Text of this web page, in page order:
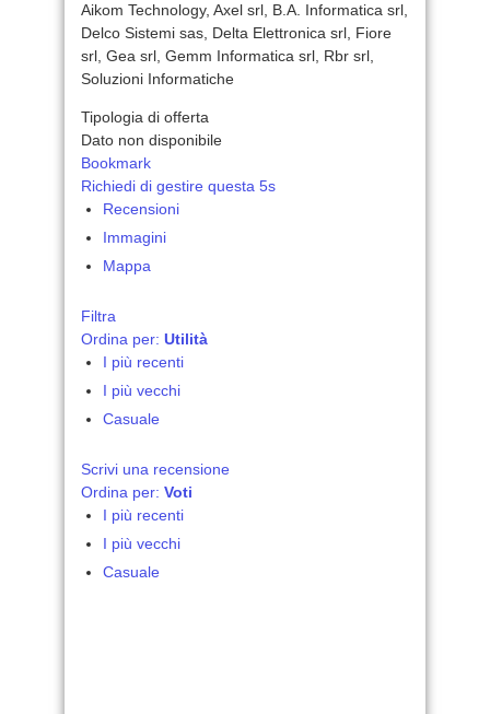
Aikom Technology, Axel srl, B.A. Informatica srl,
Delco Sistemi sas, Delta Elettronica srl, Fiore
srl, Gea srl, Gemm Informatica srl, Rbr srl,
Soluzioni Informatiche
Tipologia di offerta
Dato non disponibile
Bookmark
Richiedi di gestire questa 5s
Recensioni
Immagini
Mappa
Filtra
Ordina per: Utilità
I più recenti
I più vecchi
Casuale
Scrivi una recensione
Ordina per: Voti
I più recenti
I più vecchi
Casuale